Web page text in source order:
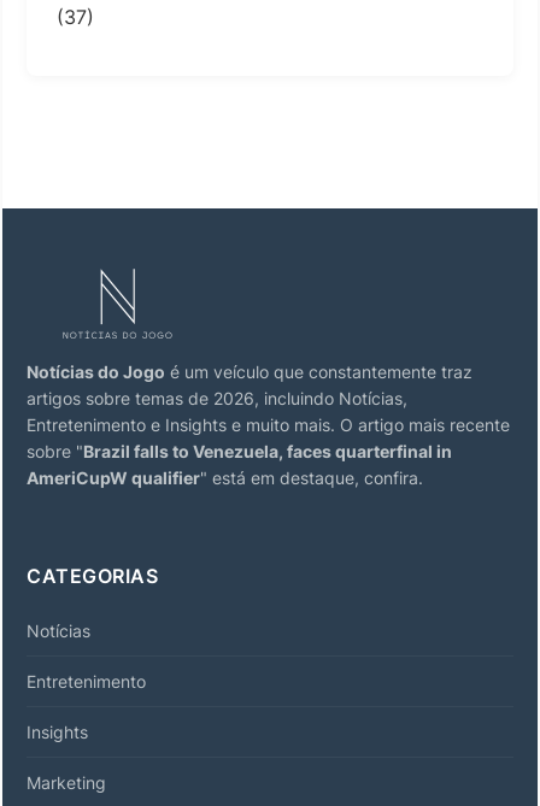
(37)
Notícias do Jogo é um veículo que constantemente traz
artigos sobre temas de 2026, incluindo Notícias,
Entretenimento e Insights e muito mais. O artigo mais recente
sobre "Brazil falls to Venezuela, faces quarterfinal in
AmeriCupW qualifier" está em destaque, confira.
CATEGORIAS
Notícias
Entretenimento
Insights
Marketing